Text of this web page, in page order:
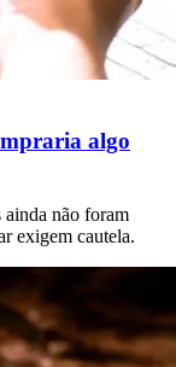
algo
ainda não foram
exigem cautela.